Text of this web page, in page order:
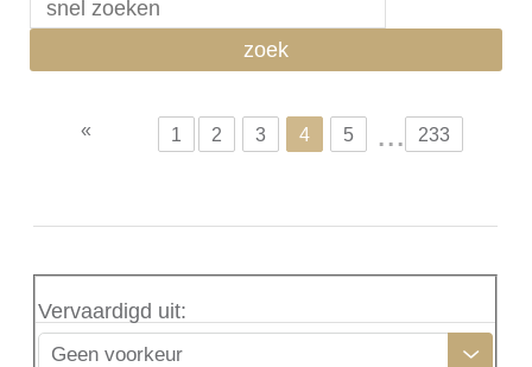
zoek
« 1 2 3 4 5 ... 233
Vervaardigd uit:
Geen voorkeur